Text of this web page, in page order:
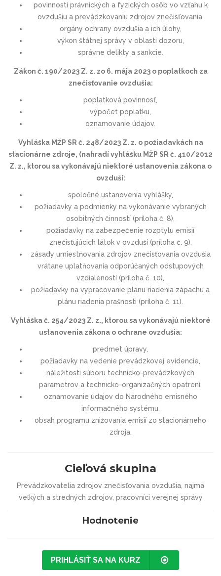
povinnosti právnických a fyzických osôb vo vzťahu k
ovzdušiu a prevádzkovaniu zdrojov znečisťovania,
orgány ochrany ovzdušia a ich úlohy,
výkon štátnej správy v oblasti dozoru,
správne delikty a sankcie.
Zákon č. 190/2023 Z. z. zo 6. mája 2023 o poplatkoch za
znečisťovanie ovzdušia:
poplatková povinnosť,
výpočet poplatku,
oznamovanie údajov.
Vyhláška MŽP SR č. 248/2023 Z. z. o požiadavkách na
stacionárne zdroje, (nahradí vyhlášku MŽP SR č. 410/2012
Z. z., ktorou sa vykonávajú niektoré ustanovenia zákona o
ovzduší:
spoločné ustanovenia vyhlášky,
požiadavky a podmienky na vykonávanie vybraných
osobitných činností (príloha č. 8),
požiadavky na zabezpečenie rozptylu emisií
znečisťujúcich látok v ovzduší (príloha č. 9),
zásady umiestňovania zdrojov znečisťovania ovzdušia
vrátane uplatňovania odporúčaných odstupových
vzdialeností (príloha č. 10),
požiadavky na vypracovanie plánu riadenia zápachu a
plánu riadenia prašnosti (príloha č. 11).
Vyhláška č. 254/2023 Z. z., ktorou sa vykonávajú niektoré
ustanovenia zákona o ochrane ovzdušia:
predmet úpravy,
požiadavky na vedenie prevádzkovej evidencie,
náležitosti súboru technicko-prevádzkových
parametrov a technicko-organizačných opatrení,
oznamovanie údajov do Národného emisného
informačného systému,
obsah programu znižovania emisií zo stacionárneho
zdroja.
Cieľová skupina
Prevádzkovatelia zdrojov znečisťovania ovzdušia, najmä
veľkých a stredných zdrojov, pracovníci verejnej správy
Hodnotenie
PRIHLÁSIŤ SA NA KURZ